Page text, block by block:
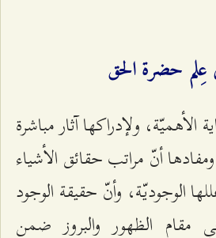
عِلم حضرة الحق‌
ولإدراكها آثار مباشرة
أنّ مراتب حقائق الأشياء
الوجوديّة، وأنّ حقيقة الوجود
الظهور والبروز ضمن